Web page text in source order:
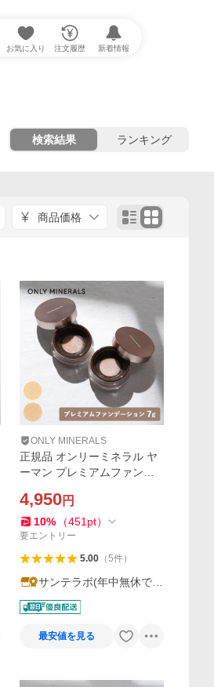
お気に入り 注文履歴 新着情報
検索結果 ランキング
商品価格
ONLY MINERALS
正規品 オンリーミネラル ヤ
ーマン プレミアムファンデ
オークル SPF40・PA++++ パ
ウダーファンデーション カ
バー ツヤ肌 1品5役
4,950円
10% （451 pt）
要エントリー
5.00（5件）
サンテラボ(年中無休で発
送)
最安値を見る